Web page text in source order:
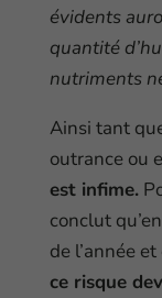
évidents
quantité
nutriments
Ainsi tant
outrance ou
est infime.
conclut
de l’année
ce risque